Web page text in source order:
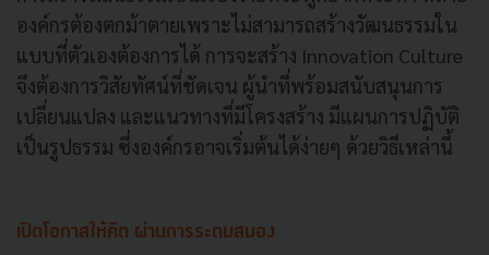
องค์กรต้องตกม้าตายเพราะไม่สามารถสร้างวัฒนธรรมใน
แบบที่ตัวเองต้องการได้ การจะสร้าง Innovation Culture
จึงต้องการวิสัยทัศน์ที่ชัดเจน ผู้นำที่พร้อมสนับสนุนการ
เปลี่ยนแปลง และแนวทางที่มีโครงสร้าง มีแผนการปฏิบัติ
เป็นรูปธรรม ซึ่งองค์กรอาจเริ่มต้นได้ง่ายๆ ด้วยวิธีเหล่านี้
เปิดโอกาสให้คิด ผ่านการระดมสมอง